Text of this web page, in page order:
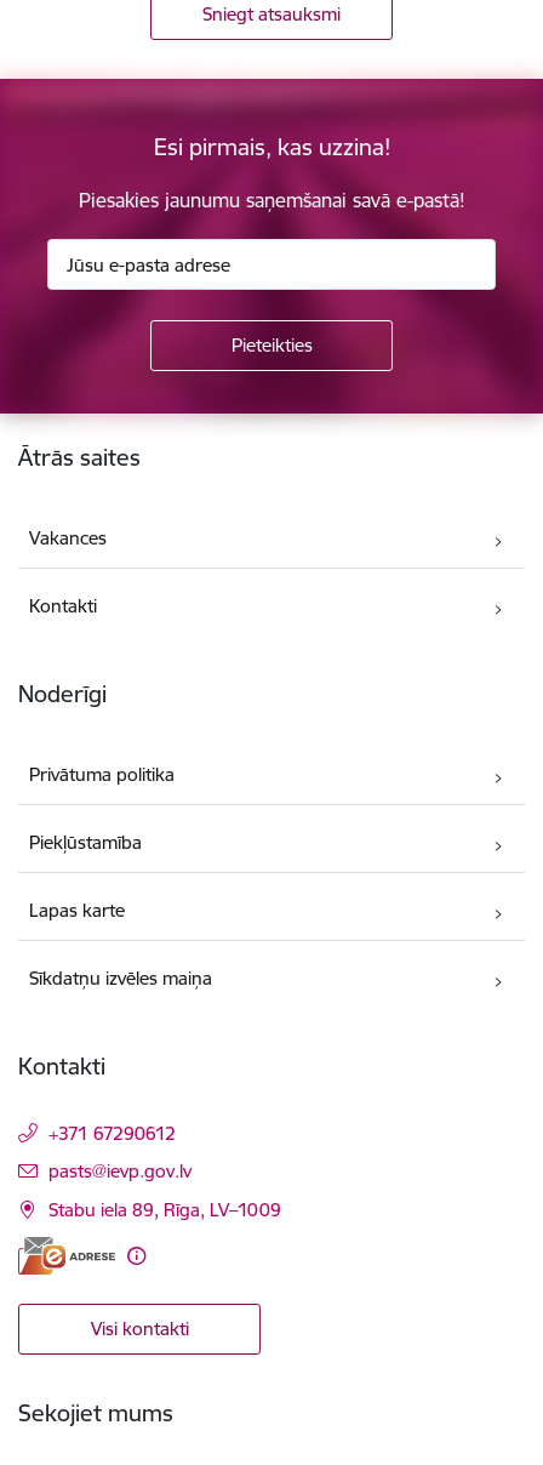
Sniegt atsauksmi
Esi pirmais, kas uzzina!
Piesakies jaunumu saņemšanai savā e-pastā!
Kājene
Ātrās saites
Vakances
Kontakti
Noderīgi
Privātuma politika
Piekļūstamība
Lapas karte
Sīkdatņu izvēles maiņa
Kontakti
+371 67290612
E-pasts:
pasts@ievp.gov.lv
Stabu iela 89, Rīga, LV–1009
Visi kontakti
Sekojiet mums